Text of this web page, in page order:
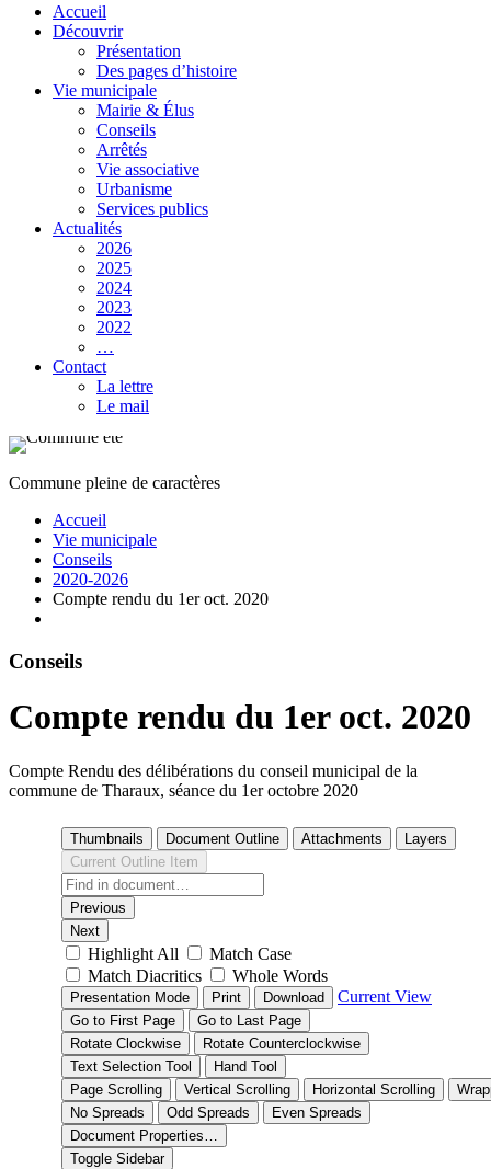
Accueil
Découvrir
Présentation
Des pages d’histoire
Vie municipale
Mairie & Élus
Conseils
Arrêtés
Vie associative
Urbanisme
Services publics
Actualités
2026
2025
2024
2023
2022
…
Contact
La lettre
Le mail
Commune pleine de caractères
Accueil
Vie municipale
Conseils
2020-2026
Compte rendu du 1er oct. 2020
Conseils
Compte rendu du 1er oct. 2020
Compte Rendu des délibérations du conseil municipal de la
commune de Tharaux, séance du 1er octobre 2020